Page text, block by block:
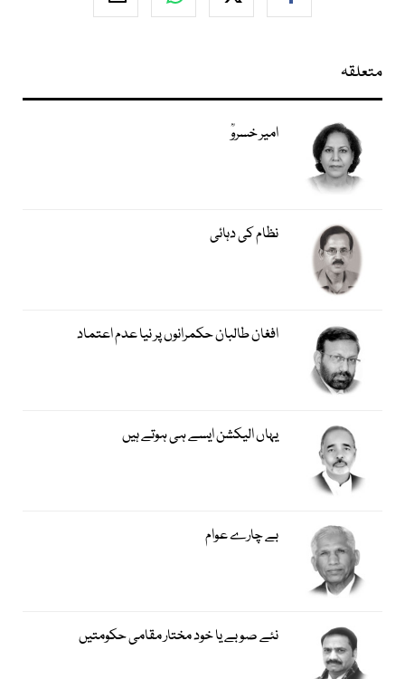
متعلقہ
امیر خسروؒ
نظام کی دہائی
افغان طالبان حکمرانوں پر نیا عدم اعتماد
یہاں الیکشن ایسے ہی ہوتے ہیں
بے چارے عوام
نئے صوبے یا خود مختار مقامی حکومتیں